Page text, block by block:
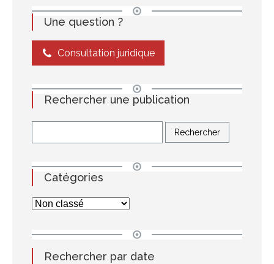
Une question ?
Consultation juridique
Rechercher une publication
Catégories
Rechercher par date